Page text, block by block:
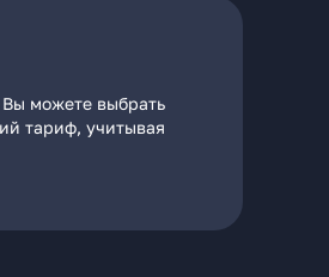
можете выбрать
тариф, учитывая